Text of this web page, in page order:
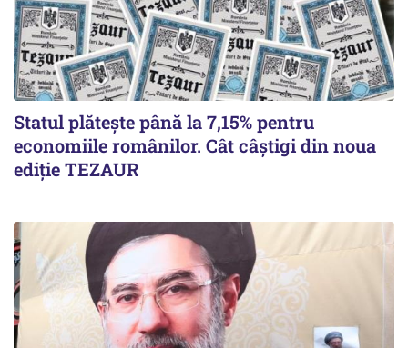
Statul plătește până la 7,15% pentru
economiile românilor. Cât câștigi din noua
ediție TEZAUR